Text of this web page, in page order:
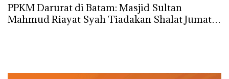
PPKM Darurat di Batam: Masjid Sultan
Mahmud Riayat Syah Tiadakan Shalat Jumat